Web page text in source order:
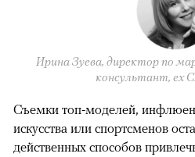
Ирина Зуева, директор по
консультант, eх
Съемки топ-моделей,
искусства или спортсменов
действенных способов